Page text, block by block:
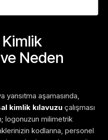
Neden
yansıtma aşamasında,
kimlik kılavuzu çalışması
logonuzun milimetrik
kodlarına, personel